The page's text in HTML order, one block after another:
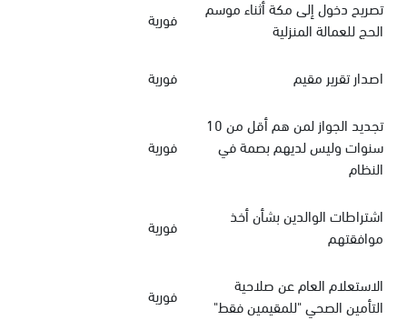
تصريح دخول إلى مكة أثناء موسم
الحج للعمالة المنزلية
فورية
اصدار تقرير مقيم
فورية
تجديد الجواز لمن هم أقل من 10
سنوات وليس لديهم بصمة في
النظام
فورية
اشتراطات الوالدين بشأن أخذ
موافقتهم
فورية
الاستعلام العام عن صلاحية
التأمين الصحي "للمقيمين فقط"
فورية